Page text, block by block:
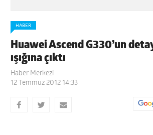
HABER
Huawei Ascend G330’un
ışığına çıktı
Haber Merkezi
12 Temmuz 2012 14:33